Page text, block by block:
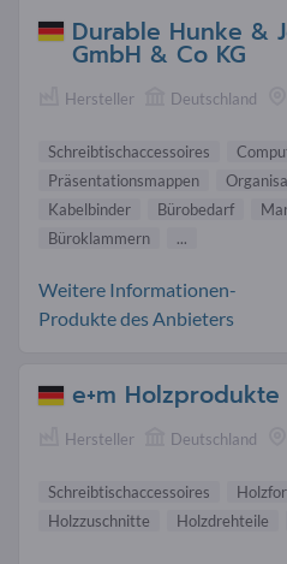
Durable Hunke &
GmbH & Co KG
Hersteller Deutschland
Schreibtischaccessoires
Präsentationsmappen
Kabelbinder
Bürobedarf
Büroklammern
...
Weitere Informationen-
Produkte des Anbieters
e+m Holzprodukte
Hersteller Deutschland
Schreibtischaccessoires
Holzzuschnitte
Holzdrehteile